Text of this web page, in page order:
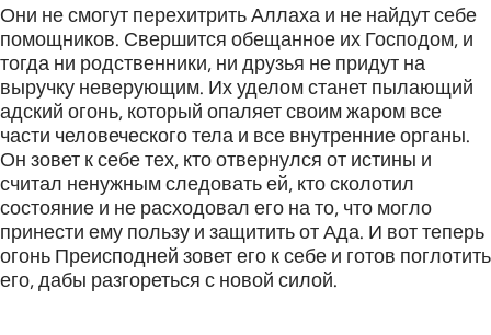
Они не смогут перехитрить Аллаха и не найдут себе
помощников. Свершится обещанное их Господом, и
тогда ни родственники, ни друзья не придут на
выручку неверующим. Их уделом станет пылающий
адский огонь, который опаляет своим жаром все
части человеческого тела и все внутренние органы.
Он зовет к себе тех, кто отвернулся от истины и
считал ненужным следовать ей, кто сколотил
состояние и не расходовал его на то, что могло
принести ему пользу и защитить от Ада. И вот теперь
огонь Преисподней зовет его к себе и готов поглотить
его, дабы разгореться с новой силой.